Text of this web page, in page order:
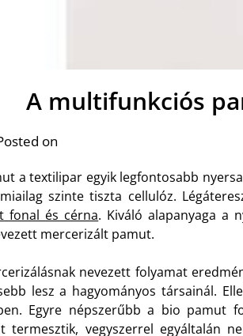
A multifunkciós
on
a textilipar egyik legfontosabb
szinte tiszta cellulóz.
fonal és cérna. Kiváló alapanyaga a
mercerizált pamut.
nevezett folyamat
lesz a hagyományos társainál.
Egyre népszerűbb a bio pamut
termesztik, vegyszerrel egyáltalán